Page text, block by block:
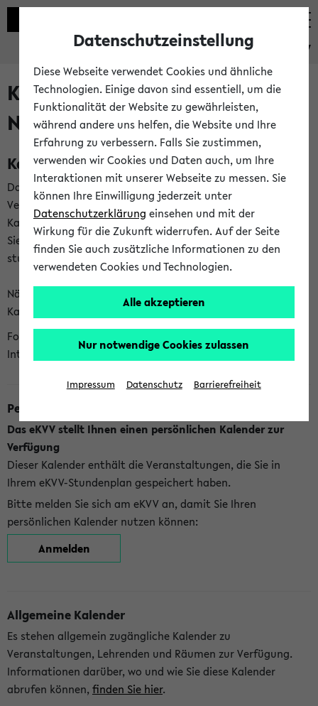
eKVV
Kalenderintegration und
Newsfeeds
Kalenderintegration
Das eKVV bietet Ihnen die Möglichkeit,
Veranstaltungstermine in eine Vielzahl von
Kalenderanwendungen einzubinden. Auf diese Weise können
Sie einen gemeinsamen Überblick über Ihre privaten und
studienbezogenen Termine erhalten.
Näheres zu Vorteilen und Funktionsweise der
Kalenderintegration können Sie auf unserer
Folgende Kalender bietet Ihnen das eKVV derzeit zur
Integration an:
Persönlicher Kalender
Das eKVV stellt Ihnen einen persönlichen Kalender zur
Verfügung
Dieser Kalender enthält die Veranstaltungen, die Sie in
Ihrem eKVV-Stundenplan gespeichert haben.
Bitte melden Sie sich am eKVV an, damit Sie Ihren
persönlichen Kalender nutzen können:
Anmelden
Allgemeine Kalender
Es stehen allgemein zugängliche Kalender zu
Veranstaltungen, Lehrenden und Räumen zur Verfügung.
Informationen darüber, wo und wie Sie diese Kalender
abrufen können, finden Sie hier.
Datenschutzeinstellung
Diese Webseite verwendet Cookies und ähnliche
Technologien. Einige davon sind essentiell, um die
Funktionalität der Website zu gewährleisten,
während andere uns helfen, die Website und Ihre
Erfahrung zu verbessern. Falls Sie zustimmen,
verwenden wir Cookies und Daten auch, um Ihre
Interaktionen mit unserer Webseite zu messen. Sie
können Ihre Einwilligung jederzeit unter
Datenschutzerklärung einsehen und mit der
Wirkung für die Zukunft widerrufen. Auf der Seite
finden Sie auch zusätzliche Informationen zu den
verwendeten Cookies und Technologien.
Alle akzeptieren
Nur notwendige Cookies zulassen
Impressum Datenschutz Barrierefreiheit